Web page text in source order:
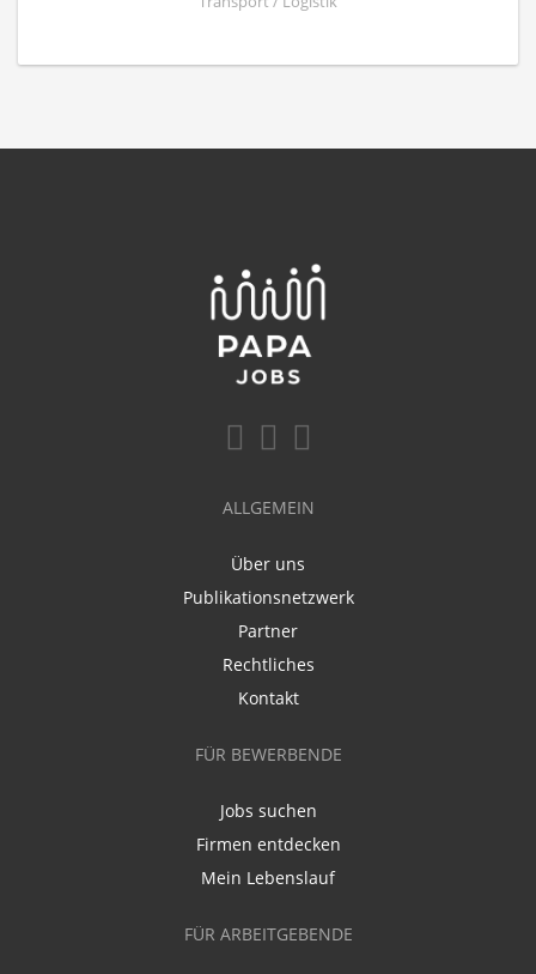
ALLGEMEIN
Über uns
Publikationsnetzwerk
Partner
Rechtliches
Kontakt
FÜR BEWERBENDE
Jobs suchen
Firmen entdecken
Mein Lebenslauf
FÜR ARBEITGEBENDE